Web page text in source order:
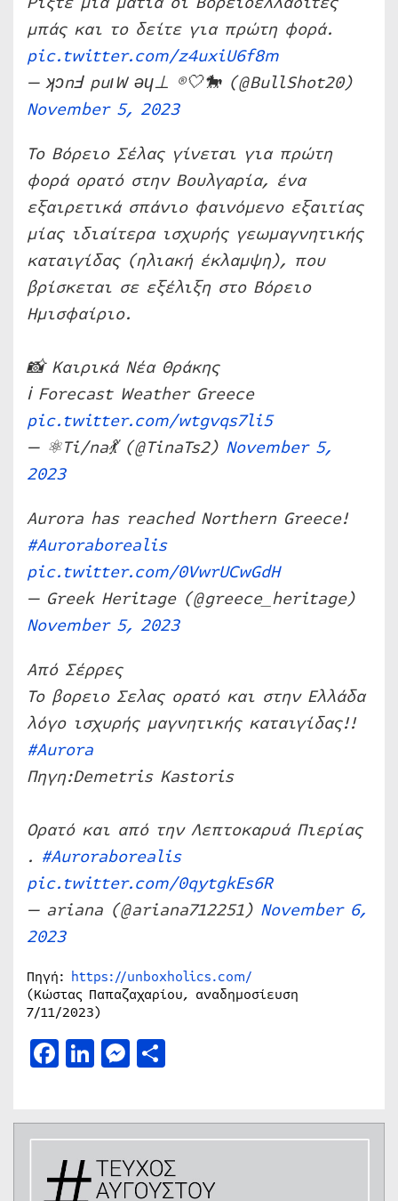
μπάς και το δείτε για πρώτη φορά.
pic.twitter.com/z4uxiU6f8m
— ʞɔnℲ puıW ǝɥ⊥ ®️🤍🐎 (@BullShot20)
November 5, 2023
Το Βόρειο Σέλας γίνεται για πρώτη
φορά ορατό στην Βουλγαρία, ένα
εξαιρετικά σπάνιο φαινόμενο εξαιτίας
μίας ιδιαίτερα ισχυρής γεωμαγνητικής
καταιγίδας (ηλιακή έκλαμψη), που
βρίσκεται σε εξέλιξη στο Βόρειο
Ημισφαίριο.
📸 Καιρικά Νέα Θράκης
ℹ️ Forecast Weather Greece
pic.twitter.com/wtgvqs7li5
— ⚛️Ti/na💃 (@TinaTs2) November 5,
2023
Aurora has reached Northern Greece!
#Auroraborealis
pic.twitter.com/0VwrUCwGdH
— Greek Heritage (@greece_heritage)
November 5, 2023
Από Σέρρες
Το βορειο Σελας ορατό και στην Ελλάδα
λόγο ισχυρής μαγνητικής καταιγίδας!!
#Aurora
Πηγη:Demetris Kastoris
Ορατό και από την Λεπτοκαρυά Πιερίας
. #Auroraborealis
pic.twitter.com/0qytgkEs6R
— ariana (@ariana712251) November 6,
2023
Πηγή: https://unboxholics.com/
(Κώστας Παπαζαχαρίου, αναδημοσίευση
7/11/2023)
Facebook
LinkedIn
Messenger